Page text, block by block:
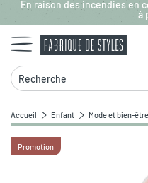
Aller au contenu principal
En raison des incendies en
à
Recherche
Accueil Enfant Mode et bien-
Promotion